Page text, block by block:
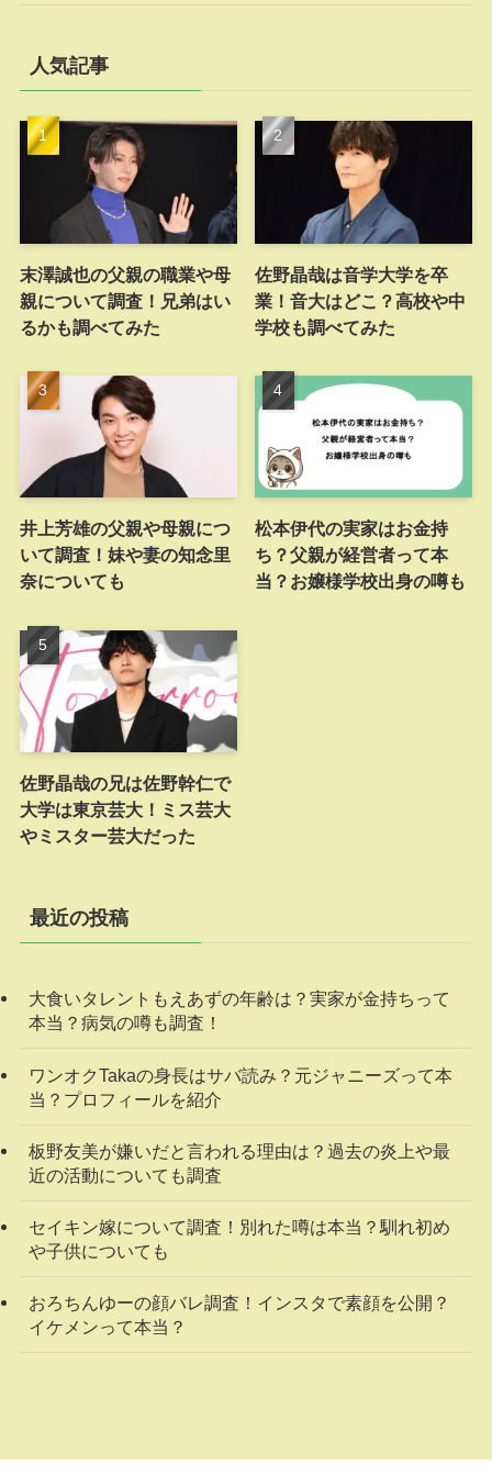
人気記事
末澤誠也の父親の職業や母
親について調査！兄弟はい
るかも調べてみた
佐野晶哉は音学大学を卒
業！音大はどこ？高校や中
学校も調べてみた
井上芳雄の父親や母親につ
いて調査！妹や妻の知念里
奈についても
松本伊代の実家はお金持
ち？父親が経営者って本
当？お嬢様学校出身の噂も
佐野晶哉の兄は佐野幹仁で
大学は東京芸大！ミス芸大
やミスター芸大だった
最近の投稿
大食いタレントもえあずの年齢は？実家が金持ちって
本当？病気の噂も調査！
ワンオクTakaの身長はサバ読み？元ジャニーズって本
当？プロフィールを紹介
板野友美が嫌いだと言われる理由は？過去の炎上や最
近の活動についても調査
セイキン嫁について調査！別れた噂は本当？馴れ初め
や子供についても
おろちんゆーの顔バレ調査！インスタで素顔を公開？
イケメンって本当？